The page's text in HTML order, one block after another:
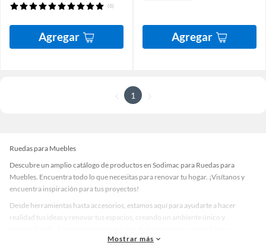
(6)
Agregar Agregar
1
Ruedas para Muebles
Descubre un amplio catálogo de productos en Sodimac para Ruedas para
Muebles. Encuentra todo lo que necesitas para renovar tu hogar. ¡Visítanos y
encuentra inspiración para tus proyectos!
Desde herramientas hasta accesorios, estamos aquí para ayudarte a hacer
realidad tus ideas y renovar tus espacios, creando un ambiente único y
accesorios de calidad que te ayudarán a crear un espacio más tú.
Mostrar más